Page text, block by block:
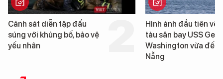
Hình ảnh đầu tiên về siêu
tàu sân bay USS George
Washington vừa đến Đà
Cận cảnh chiến hạm
tống tàu sân bay USS
George Washington
Đà Nẵng